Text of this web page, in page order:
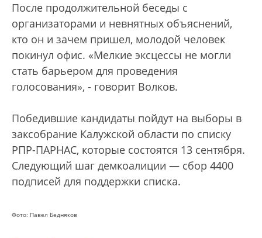
После продолжительной беседы с
организаторами и невнятных объяснений,
кто он и зачем пришел, молодой человек
покинул офис. «Мелкие эксцессы не могли
стать барьером для проведения
голосования», - говорит Волков.
Победившие кандидаты пойдут на выборы в
заксобрание Калужской области по списку
РПР-ПАРНАС, которые состоятся 13 сентября.
Следующий шаг демкоалиции — сбор 4400
подписей для поддержки списка.
Фото: Павел Бедняков